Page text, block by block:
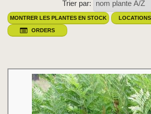
Trier par:
MONTRER LES PLANTES EN STOCK
ORDERS